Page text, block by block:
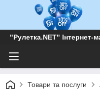
"Рулетка.NET" Інтернет-
Товари та послуги